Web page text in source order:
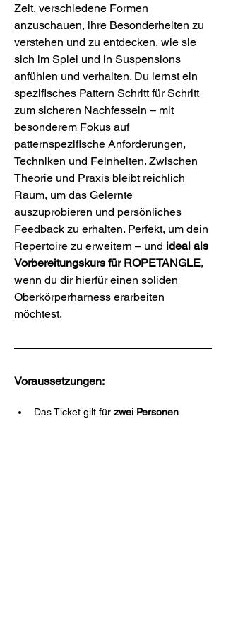
Zeit, verschiedene Formen
anzuschauen, ihre Besonderheiten zu
verstehen und zu entdecken, wie sie
sich im Spiel und in Suspensions
anfühlen und verhalten. Du lernst ein
spezifisches Pattern Schritt für Schritt
zum sicheren Nachfesseln – mit
besonderem Fokus auf
patternspezifische Anforderungen,
Techniken und Feinheiten. Zwischen
Theorie und Praxis bleibt reichlich
Raum, um das Gelernte
auszuprobieren und persönliches
Feedback zu erhalten. Perfekt, um dein
Repertoire zu erweitern – und ideal als
Vorbereitungskurs für ROPETANGLE,
wenn du dir hierfür einen soliden
Oberkörperharness erarbeiten
möchtest.
Voraussetzungen:
Das Ticket gilt für zwei Personen